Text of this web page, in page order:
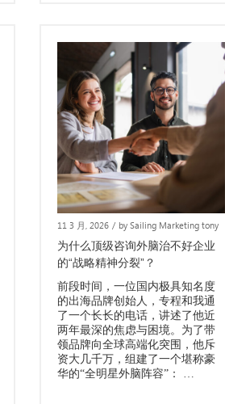
11 3 月, 2026 / by Sailing Marketing tony
为什么顶级咨询外脑治不好企业
的“战略精神分裂”？
前段时间，一位国内极具知名度
的出海品牌创始人，专程和我通
了一个长长的电话，讲述了他近
两年最深的焦虑与困境。为了带
领品牌向全球高端化突围，他斥
资大几千万，组建了一个堪称豪
华的“全明星外脑阵容”： …